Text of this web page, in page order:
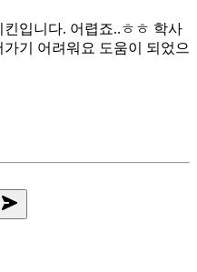
입니다. 어렵죠..ㅎㅎ 학사
기 어려워요 도움이 되었으